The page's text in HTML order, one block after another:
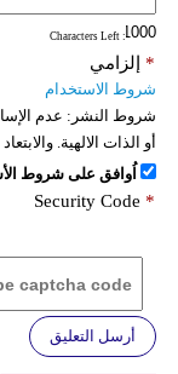
: Characters Left
إلزامي *
شروط الاستخدام
شروط النشر: عدم
أو الذات الالهية.
اُوافق على شروط
Security Code *
أرسل التعليق